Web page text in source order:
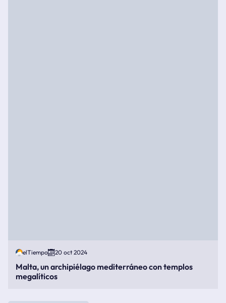
elTiempo 20 oct 2024
Malta, un archipiélago mediterráneo con templos
megalíticos